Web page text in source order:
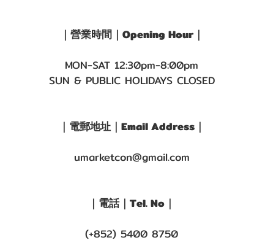
｜營業時間｜Opening Hour｜
MON-SAT 12:30pm-8:00pm
SUN & PUBLIC HOLIDAYS CLOSED
｜電郵地址｜Email Address｜
umarketcon@gmail.com
｜電話｜Tel. No｜
(+852) 5400 8750